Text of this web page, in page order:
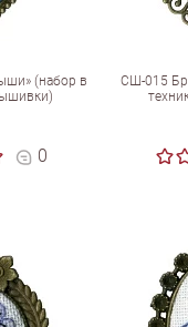
(набор в
0
СШ-015